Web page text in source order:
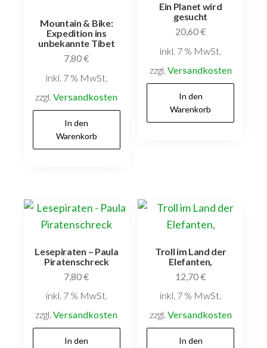
Mountain & Bike:
Expedition ins
unbekannte Tibet
7,80€
inkl. 7 % MwSt.
zzgl.Versandkosten
In den
Warenkorb
Ein Planet wird
gesucht
20,60€
inkl. 7 % MwSt.
zzgl. Versandkosten
In den
Warenkorb
Lesepiraten – Paula
Piratenschreck
7,80€
inkl. 7 % MwSt.
zzgl.Versandkosten
In den
Troll im Land der
Elefanten,
12,70€
inkl. 7 % MwSt.
zzgl. Versandkosten
In den